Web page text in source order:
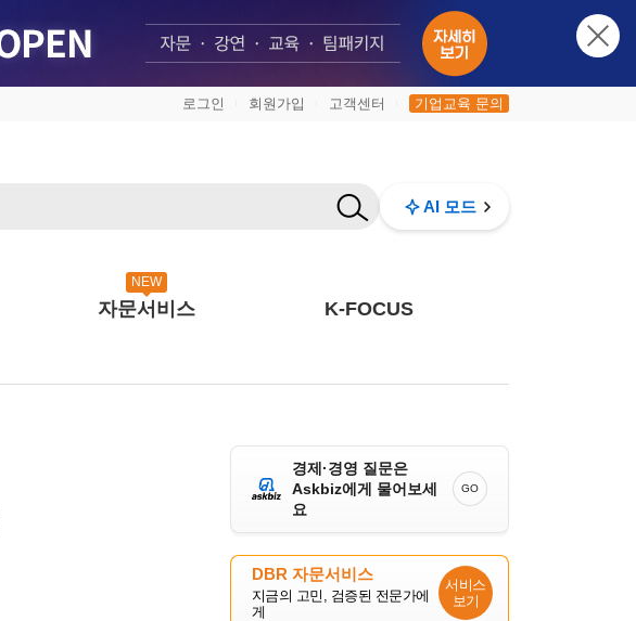
로그인 회원가입 고객센터 기업교육 문의
AI 모드
NEW
자문서비스 K-FOCUS
경제·경영 질문은
Askbiz에게 물어보세
요
GO
DBR 자문서비스
지금의 고민, 검증된 전문가에
게
서비스
보기